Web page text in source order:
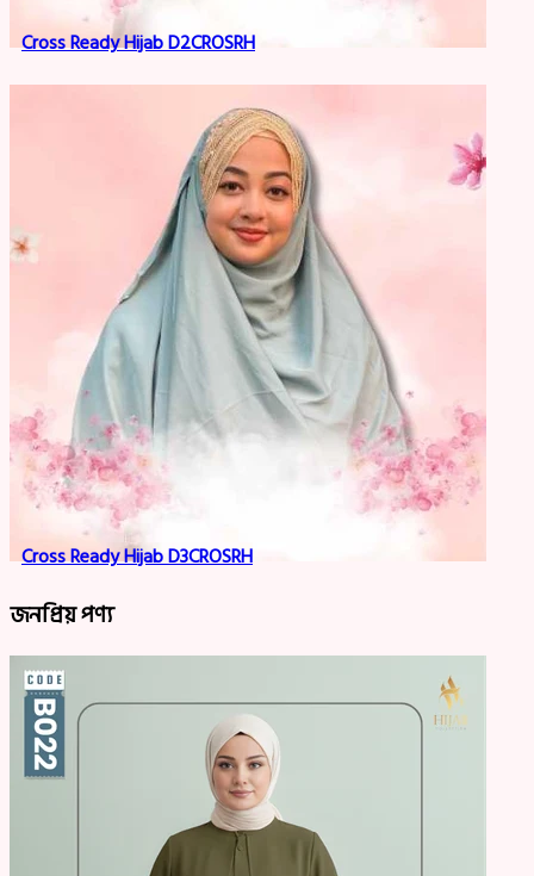
Cross Ready Hijab D2CROSRH
Cross Ready Hijab D3CROSRH
জনপ্রিয় পণ্য